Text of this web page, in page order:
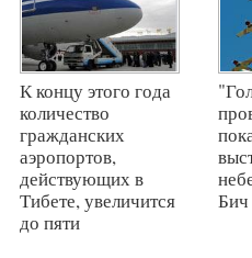
К концу этого года
количество
гражданских
аэропортов,
действующих в
Тибете, увеличится
до пяти
Бич